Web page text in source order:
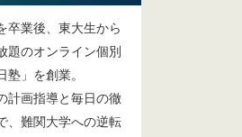
卒業後、東大生から
題のオンライン個別
塾」を創業。
計画指導と毎日の徹
、難関大学への逆転